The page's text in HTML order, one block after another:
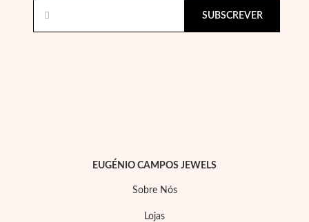
SUBSCREVER
EUGÉNIO CAMPOS JEWELS
Sobre Nós
Lojas